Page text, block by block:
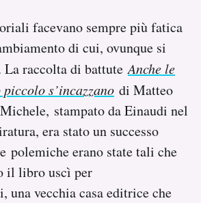
facevano sempre più fatica
di cui, ovunque si
La raccolta di battuteAnche le
s’incazzano di Matteo
stampato da Einaudi nel
era stato un successo
polemiche erano state tali che
il libro uscì per
vecchia casa editrice che